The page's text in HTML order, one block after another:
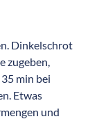
Dinkelschrot
zugeben,
min bei
Etwas
und